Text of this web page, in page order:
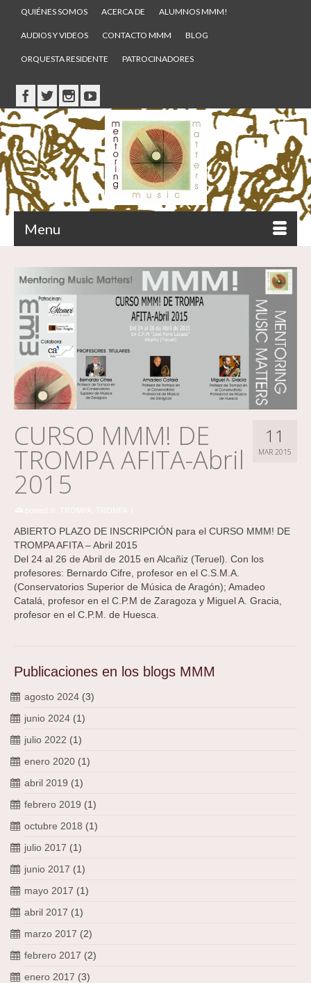
QUIÉNES SOMOS ACERCA DE ALUMNOS MMM!
AUDIOS Y VIDEOS CONTACTO MMM BLOG
ORQUESTA RESIDENTE PATROCINADORES
Menu
11
MAR 2015
CURSO MMM! DE
TROMPA AFITA-Abril
2015
ABIERTO PLAZO DE INSCRIPCIÓN para el CURSO MMM! DE
TROMPA AFITA – Abril 2015
Del 24 al 26 de Abril de 2015 en Alcañiz (Teruel). Con los
profesores: Bernardo Cifre, profesor en el C.S.M.A.
(Conservatorios Superior de Música de Aragón); Amadeo
Catalá, profesor en el C.P.M de Zaragoza y Miguel A. Gracia,
profesor en el C.P.M. de Huesca.
Publicaciones en los blogs MMM
agosto 2024 (3)
junio 2024 (1)
julio 2022 (1)
enero 2020 (1)
abril 2019 (1)
febrero 2019 (1)
octubre 2018 (1)
julio 2017 (1)
junio 2017 (1)
mayo 2017 (1)
abril 2017 (1)
marzo 2017 (2)
febrero 2017 (2)
enero 2017 (3)